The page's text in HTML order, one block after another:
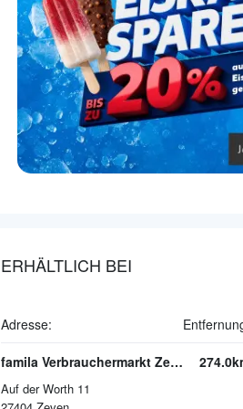
ERHÄLTLICH BEI
Adresse:
famila Verbrauchermarkt Zeven
Auf der Worth 11